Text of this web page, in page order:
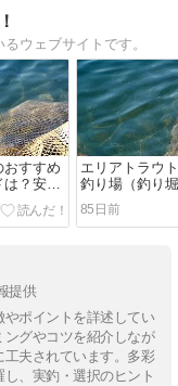
ウェブサイトです。
おすすめ
は？安い
エリアトラウ
釣り場（釣り
魅力！
85日前
提供
ポイントを詳述してい
グやコツを紹介しなが
夫されています。多彩
、実釣・選択のヒント